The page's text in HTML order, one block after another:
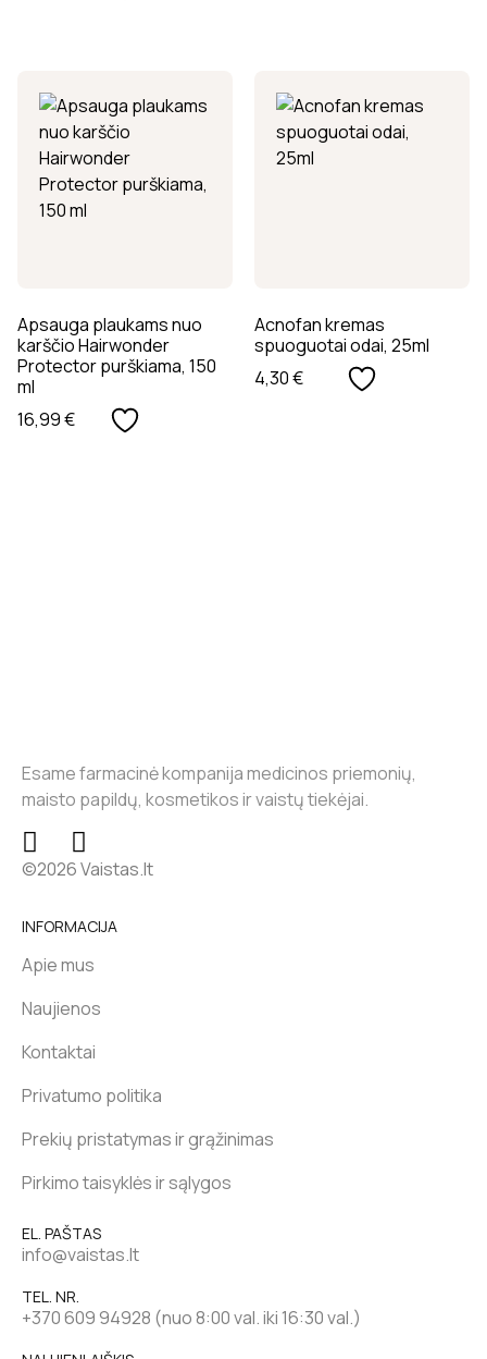
Apsauga plaukams nuo
karščio Hairwonder
Protector purškiama, 150
ml
16,99€
Acnofan kremas
spuoguotai odai, 25ml
4,30€
Esame farmacinė kompanija medicinos priemonių,
maisto papildų, kosmetikos ir vaistų tiekėjai.
©2026 Vaistas.lt
INFORMACIJA
Apie mus
Naujienos
Kontaktai
Privatumo politika
Prekių pristatymas ir grąžinimas
Pirkimo taisyklės ir sąlygos
EL. PAŠTAS
info@vaistas.lt
TEL. NR.
+370 609 94928 (nuo 8:00 val. iki 16:30 val.)